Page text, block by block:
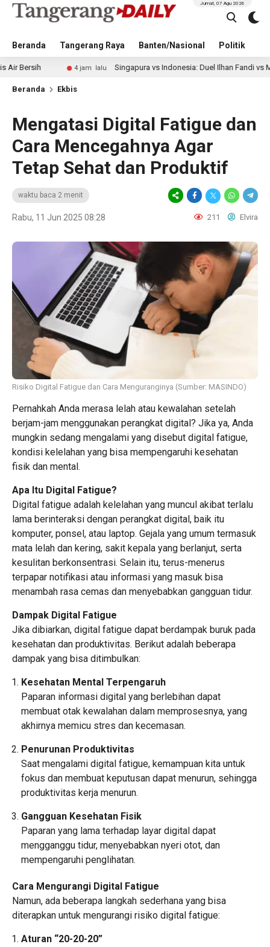
Beranda Tangerang Raya Banten/Nasional Politik
Jumat, 07 Agu 2026
4 jam lalu Singapura vs Indonesia: Duel Ilhan Fandi vs Mitchell
Beranda Ekbis
Mengatasi Digital Fatigue dan
Cara Mencegahnya Agar
Tetap Sehat dan Produktif
waktu baca 2 menit
Rabu, 11 Jun 2025 08:28 211 Elvira
Risiko Digital Fatigue dan Cara Menguranginya (Sumber: MASINDO)
Pernahkah Anda merasa lelah atau kewalahan setelah
berjam-jam menggunakan perangkat digital? Jika ya, Anda
mungkin sedang mengalami yang disebut digital fatigue,
kondisi kelelahan yang bisa mempengaruhi kesehatan
fisik dan mental.
Apa Itu Digital Fatigue?
Digital fatigue adalah kelelahan yang muncul akibat terlalu
lama berinteraksi dengan perangkat digital, baik itu
komputer, ponsel, atau laptop. Gejala yang umum termasuk
mata lelah dan kering, sakit kepala yang berlanjut, serta
kesulitan berkonsentrasi. Selain itu, terus-menerus
terpapar notifikasi atau informasi yang masuk bisa
menambah rasa cemas dan menyebabkan gangguan tidur.
Dampak Digital Fatigue
Jika dibiarkan, digital fatigue dapat berdampak buruk pada
kesehatan dan produktivitas. Berikut adalah beberapa
dampak yang bisa ditimbulkan:
Kesehatan Mental Terpengaruh
Paparan informasi digital yang berlebihan dapat
membuat otak kewalahan dalam memprosesnya, yang
akhirnya memicu stres dan kecemasan.
Penurunan Produktivitas
Saat mengalami digital fatigue, kemampuan kita untuk
fokus dan membuat keputusan dapat menurun, sehingga
produktivitas kerja menurun.
Gangguan Kesehatan Fisik
Paparan yang lama terhadap layar digital dapat
mengganggu tidur, menyebabkan nyeri otot, dan
mempengaruhi penglihatan.
Cara Mengurangi Digital Fatigue
Namun, ada beberapa langkah sederhana yang bisa
diterapkan untuk mengurangi risiko digital fatigue:
Aturan “20-20-20”